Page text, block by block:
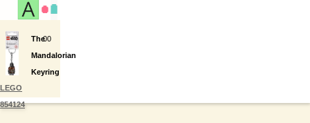
LEGO
854124
The
Mandalorian
Keyring
0
0